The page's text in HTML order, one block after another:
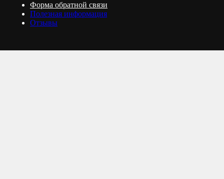
Форма обратной связи
Полезная информация
Отзывы